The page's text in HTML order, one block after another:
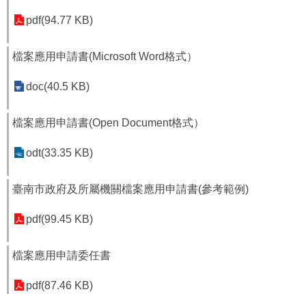
pdf(94.77 KB)
檔案應用申請書(Microsoft Word格式）
doc(40.5 KB)
檔案應用申請書(Open Document格式）
odt(33.35 KB)
臺南市政府及所屬機關檔案應用申請書(參考範例)
pdf(99.45 KB)
檔案應用申請委任書
pdf(87.46 KB)